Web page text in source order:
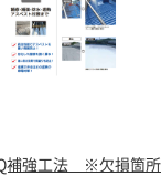
補強工法 ※欠損箇所